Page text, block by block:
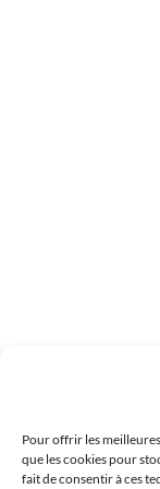
Pour offrir les
que les cookies pour
fait de consentir à ces